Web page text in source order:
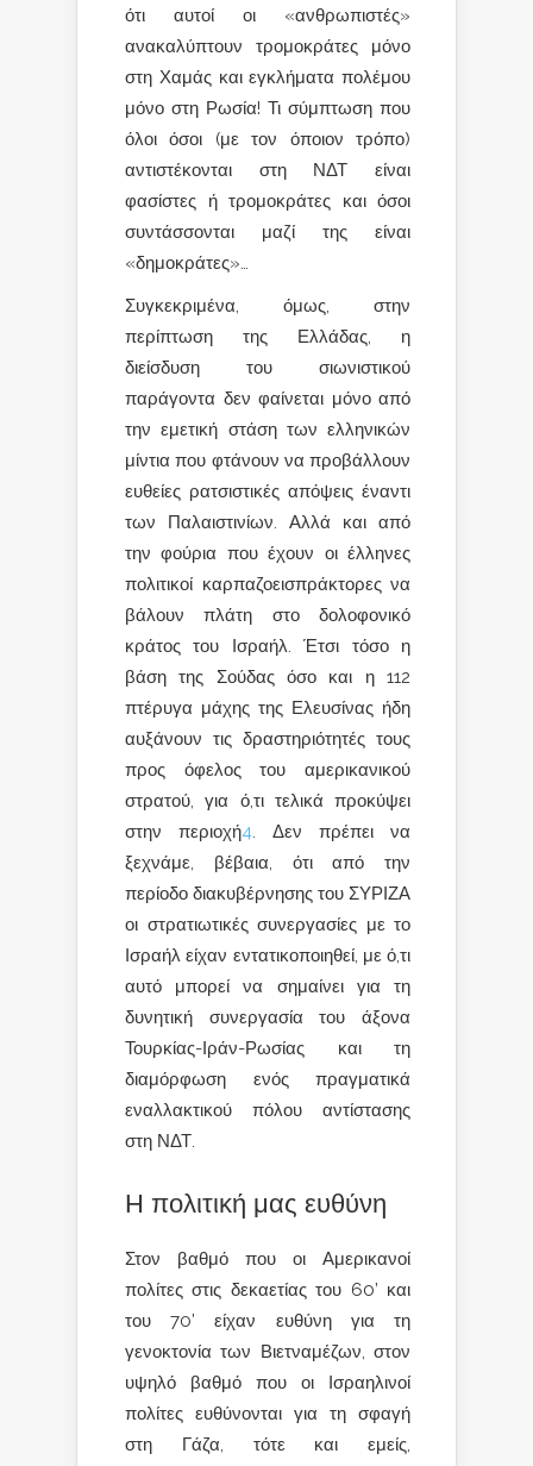
ότι αυτοί οι «ανθρωπιστές»
ανακαλύπτουν τρομοκράτες μόνο
στη Χαμάς και εγκλήματα πολέμου
μόνο στη Ρωσία! Τι σύμπτωση που
όλοι όσοι (με τον όποιον τρόπο)
αντιστέκονται στη ΝΔΤ είναι
φασίστες ή τρομοκράτες και όσοι
συντάσσονται μαζί της είναι
«δημοκράτες»…
Συγκεκριμένα, όμως, στην
περίπτωση της Ελλάδας, η
διείσδυση του σιωνιστικού
παράγοντα δεν φαίνεται μόνο από
την εμετική στάση των ελληνικών
μίντια που φτάνουν να προβάλλουν
ευθείες ρατσιστικές απόψεις έναντι
των Παλαιστινίων. Αλλά και από
την φούρια που έχουν οι έλληνες
πολιτικοί καρπαζοεισπράκτορες να
βάλουν πλάτη στο δολοφονικό
κράτος του Ισραήλ. Έτσι τόσο η
βάση της Σούδας όσο και η 112
πτέρυγα μάχης της Ελευσίνας ήδη
αυξάνουν τις δραστηριότητές τους
προς όφελος του αμερικανικού
στρατού, για ό,τι τελικά προκύψει
στην περιοχή4. Δεν πρέπει να
ξεχνάμε, βέβαια, ότι από την
περίοδο διακυβέρνησης του ΣΥΡΙΖΑ
οι στρατιωτικές συνεργασίες με το
Ισραήλ είχαν εντατικοποιηθεί, με ό,τι
αυτό μπορεί να σημαίνει για τη
δυνητική συνεργασία του άξονα
Τουρκίας-Ιράν-Ρωσίας και τη
διαμόρφωση ενός πραγματικά
εναλλακτικού πόλου αντίστασης
στη ΝΔΤ.
Η πολιτική μας ευθύνη
Στον βαθμό που οι Αμερικανοί
πολίτες στις δεκαετίας του 60’ και
του 70’ είχαν ευθύνη για τη
γενοκτονία των Βιετναμέζων, στον
υψηλό βαθμό που οι Ισραηλινοί
πολίτες ευθύνονται για τη σφαγή
στη Γάζα, τότε και εμείς,